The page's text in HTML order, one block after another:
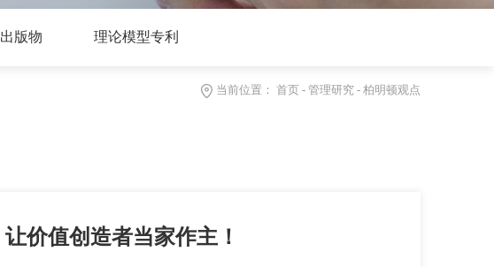
版物 理论模型专利
当前位置： 首页- 管理研究- 柏明顿观点
价值创造者当家作主！